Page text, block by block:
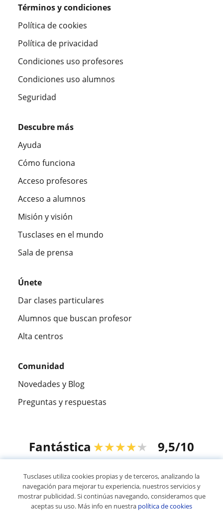
Términos y condiciones
Política de cookies
Política de privacidad
Condiciones uso profesores
Condiciones uso alumnos
Seguridad
Descubre más
Ayuda
Cómo funciona
Acceso profesores
Acceso a alumnos
Misión y visión
Tusclases en el mundo
Sala de prensa
Únete
Dar clases particulares
Alumnos que buscan profesor
Alta centros
Comunidad
Novedades y Blog
Preguntas y respuestas
Fantástica ★★★★★ 9,5/10
© 2007 - 2026 Tusclases.co
Tusclases utiliza cookies propias y de terceros, analizando la
navegación para mejorar tu experiencia, nuestros servicios y
mostrar publicidad. Si continúas navegando, consideramos que
aceptas su uso. Más info en nuestra política de cookies